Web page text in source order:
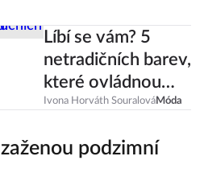
Líbí se vám? 5
netradičních barev,
které ovládnou
podzimní